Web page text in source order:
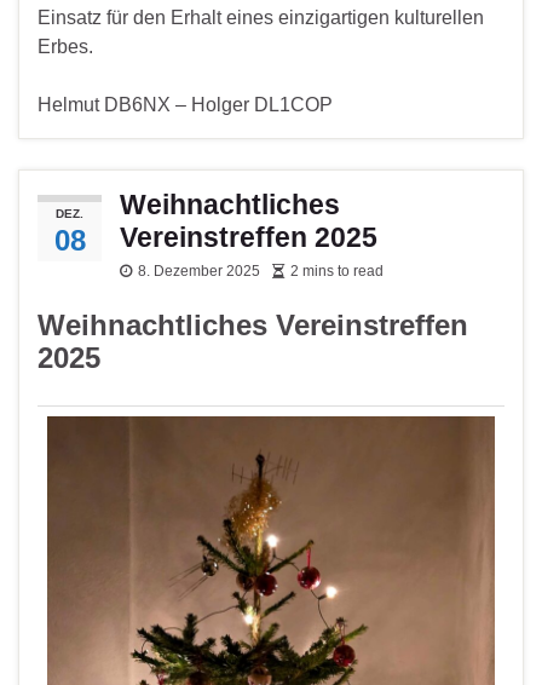
Einsatz für den Erhalt eines einzigartigen kulturellen
Erbes.
Helmut DB6NX – Holger DL1COP
DEZ.
08
Weihnachtliches
Vereinstreffen 2025
8. Dezember 2025 2 mins to read
Weihnachtliches Vereinstreffen
2025